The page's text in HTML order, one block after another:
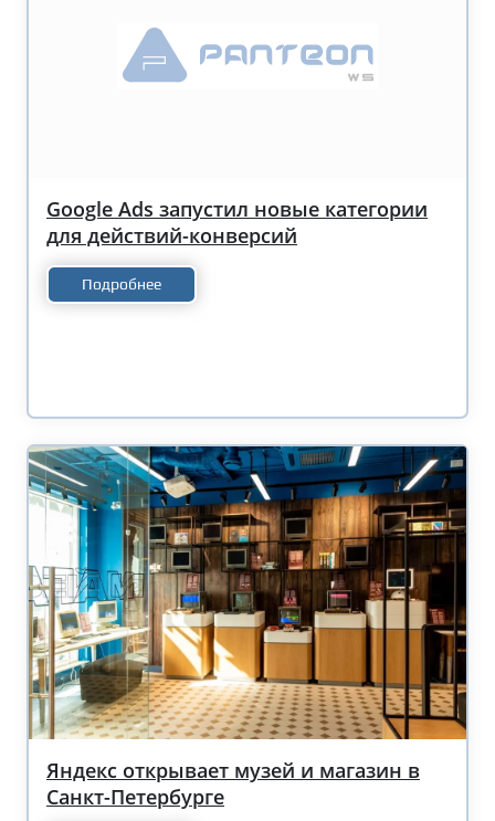
Google Ads запустил новые категории
для действий-конверсий
Подробнее
Яндекс открывает музей и магазин в
Санкт-Петербурге